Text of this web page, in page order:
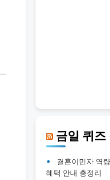
금일 퀴즈
결혼이민자 역
혜택 안내 총정리